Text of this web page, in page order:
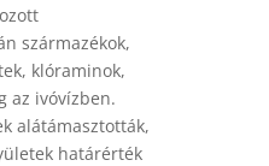
származékok,
klóraminok,
az ivóvízben.
alátámasztották,
határérték